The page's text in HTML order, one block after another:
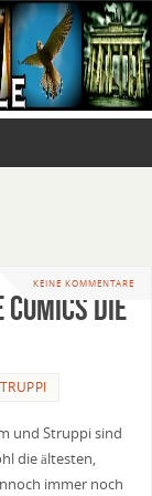
KEINE KOMMENTARE
die
und Struppi sind
die ältesten,
immer noch